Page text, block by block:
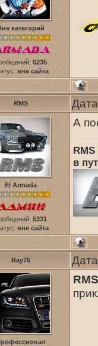
категорий
5235
вне сайта
RMS
El Armada
5331
вне сайта
А
в
Ray76
RMS